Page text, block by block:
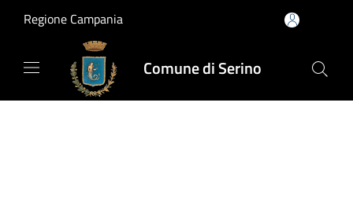
Regione Campania
Comune di Serino